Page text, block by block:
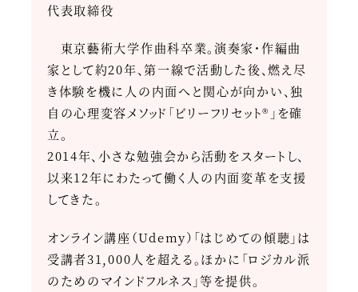
代表取締役
東京藝術大学作曲科卒業。演奏家・作編曲
家として約20年、第一線で活動した後、燃え尽
き体験を機に人の内面へと関心が向かい、独
自の心理変容メソッド「ビリーフリセット®」を確
立。
2014年、小さな勉強会から活動をスタートし、
以来12年にわたって働く人の内面変革を支援
してきた。
オンライン講座（Udemy）「はじめての傾聴」は
受講者31,000人を超える。ほかに「ロジカル派
のためのマインドフルネス」等を提供。